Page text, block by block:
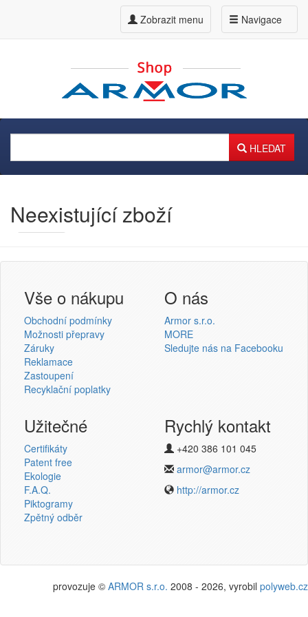
Navigace
Zobrazit menu
HLEDAT
Neexistující zboží
Přihlásit se
Nová registrace
Termotransferové pásky
v novém e-shopu
Vše o nákupu
Obchodní podmínky
Možnosti přepravy
Záruky
Reklamace
Zastoupení
Recyklační poplatky
O nás
Armor s.r.o.
MORE
Sledujte nás na Facebooku
Užitečné
Certifikáty
Patent free
Ekologie
F.A.Q.
Piktogramy
Zpětný odběr
Rychlý kontakt
+420 386 101 045
armor@armor.cz
http://armor.cz
provozuje © ARMOR s.r.o. 2008 - 2026, vyrobil polyweb.cz